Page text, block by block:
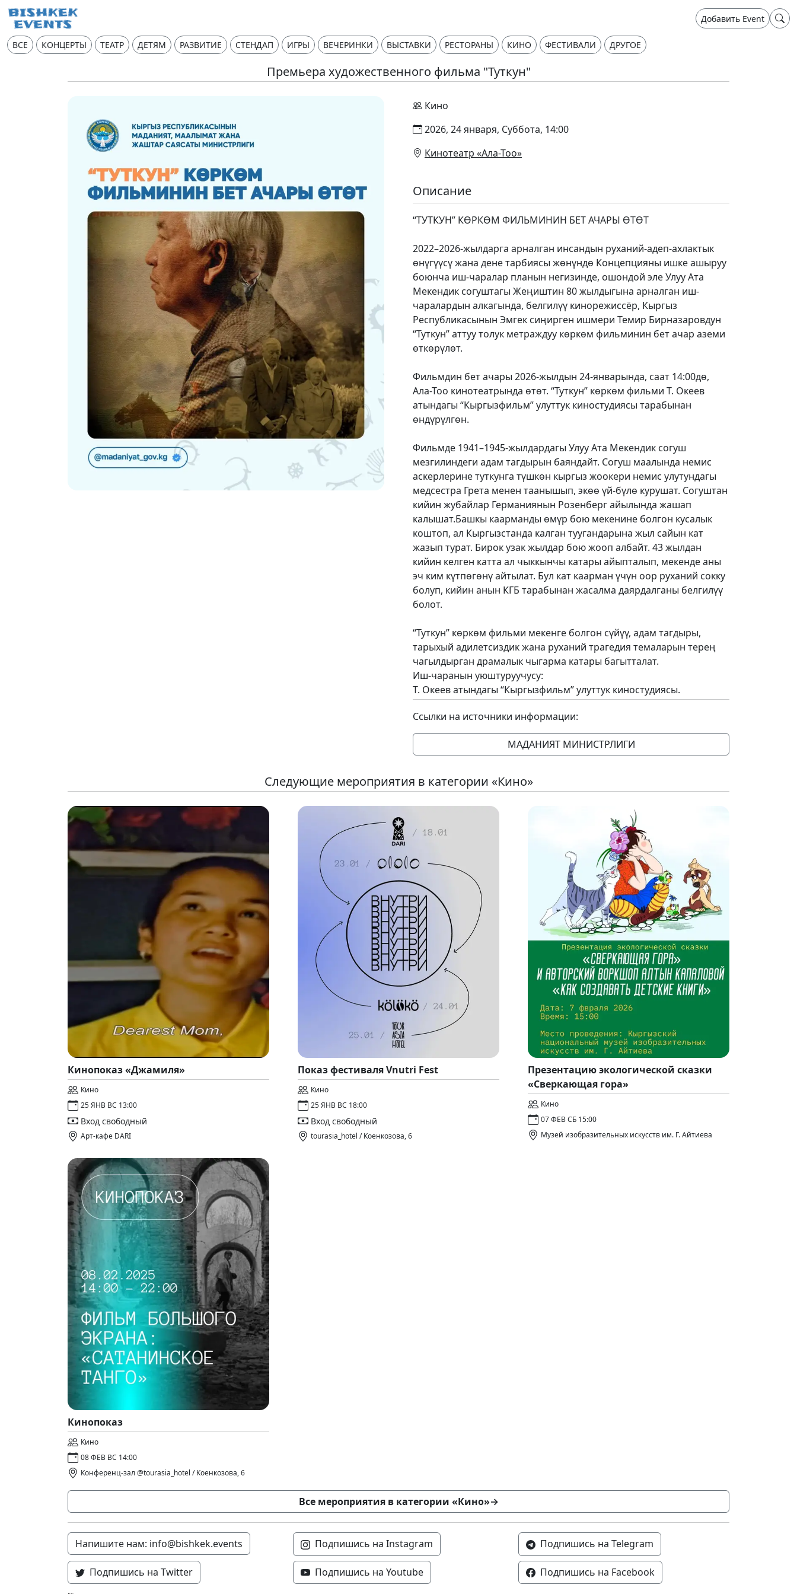
Добавить Event
ВСЕ КОНЦЕРТЫ ТЕАТР ДЕТЯМ РАЗВИТИЕ СТЕНДАП ИГРЫ ВЕЧЕРИНКИ ВЫСТАВКИ РЕСТОРАНЫ КИНО ФЕСТИВАЛИ ДРУГОЕ
Премьера художественного фильма "Туткун"
Кино
2026, 24 января, Суббота, 14:00
Кинотеатр «Ала-Тоо»
Описание
“ТУТКУН” КӨРКӨМ ФИЛЬМИНИН БЕТ АЧАРЫ ӨТӨТ
​2022–2026-жылдарга арналган инсандын руханий-адеп-ахлактык
өнүгүүсү жана дене тарбиясы жөнүндө Концепцияны ишке ашыруу
боюнча иш-чаралар планын негизинде, ошондой эле Улуу Ата
Мекендик согуштагы Жеңиштин 80 жылдыгына арналган иш-
чаралардын алкагында, белгилүү кинорежиссёр, Кыргыз
Республикасынын Эмгек сиңирген ишмери Темир Бирназаровдун
“Туткун” аттуу толук метраждуу көркөм фильминин бет ачар аземи
өткөрүлөт.
Фильмдин бет ачары 2026-жылдын 24-январында, саат 14:00дө,
Ала-Тоо кинотеатрында өтөт. “Туткун” көркөм фильми Т. Океев
атындагы “Кыргызфильм” улуттук киностудиясы тарабынан
өндүрүлгөн.
Фильмде 1941–1945-жылдардагы Улуу Ата Мекендик согуш
мезгилиндеги адам тагдырын баяндайт. Согуш маалында немис
аскерлерине туткунга түшкөн кыргыз жоокери немис улутундагы
медсестра Грета менен таанышып, экөө үй-бүлө курушат. Согуштан
кийин жубайлар Германиянын Розенберг айылында жашап
калышат.Башкы каарманды өмүр бою мекенине болгон кусалык
коштоп, ал Кыргызстанда калган туугандарына жыл сайын кат
жазып турат. Бирок узак жылдар бою жооп албайт. 43 жылдан
кийин келген катта ал чыккынчы катары айыпталып, мекенде аны
эч ким күтпөгөнү айтылат. Бул кат каарман үчүн оор руханий сокку
болуп, кийин анын КГБ тарабынан жасалма даярдалганы белгилүү
болот.
“Туткун” көркөм фильми мекенге болгон сүйүү, адам тагдыры,
тарыхый адилетсиздик жана руханий трагедия темаларын терең
чагылдырган драмалык чыгарма катары багытталат.
Иш-чаранын уюштуруучусу:
Т. Океев атындагы “Кыргызфильм” улуттук киностудиясы.
Ссылки на источники информации:
МАДАНИЯТ МИНИСТРЛИГИ
Следующие мероприятия в категории «Кино»
Кинопоказ «Джамиля»
Кино
25 ЯНВ ВС 13:00
Вход свободный
Арт-кафе DARI
Показ фестиваля Vnutri Fest
Кино
25 ЯНВ ВС 18:00
Вход свободный
tourasia_hotel / Коенкозова, 6
Презентацию экологической сказки
«Сверкающая гора»
Кино
07 ФЕВ СБ 15:00
Музей изобразительных искусств им. Г. Айтиева
Кинопоказ
Кино
08 ФЕВ ВС 14:00
Конференц-зал @tourasia_hotel / Коенкозова, 6
Все мероприятия в категории «Кино»→
Напишите нам: info@bishkek.events Подпишись на Instagram Подпишись на Telegram
Подпишись на Twitter Подпишись на Youtube Подпишись на Facebook